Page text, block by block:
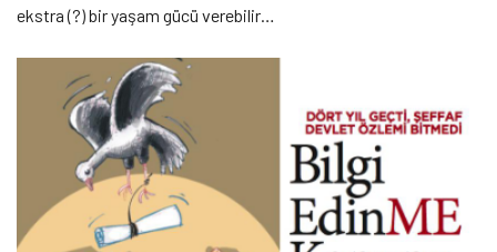
ekstra (?) bir yaşam gücü verebilir…